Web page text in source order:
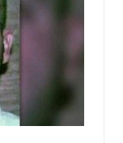
اجتماعی
سیاسی